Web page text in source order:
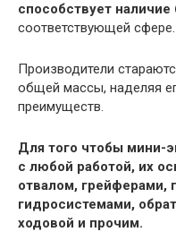
способствует
соответствующей сфере.
Производители
общей массы, наделяя
преимуществ.
Для того чтобы мини-
с любой работой, их
отвалом,
гидросистемами,
ходовой и прочим.